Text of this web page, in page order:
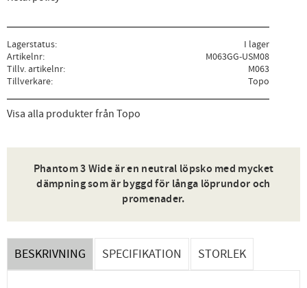
Lagerstatus
I lager
Artikelnr
M063GG-USM08
Tillv. artikelnr
M063
Tillverkare
Topo
Visa alla produkter från Topo
Phantom 3 Wide är en neutral löpsko med mycket
dämpning som är byggd för långa löprundor och
promenader.
BESKRIVNING SPECIFIKATION STORLEK